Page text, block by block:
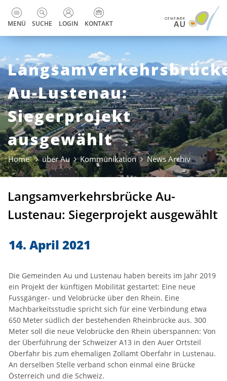
zur Startseite
Direkt zur Hauptnavigation
Direkt zum Inhalt
Direkt zur Suche
Direkt zum Stichwortverzeichnis
Kopfzeile
MENÜ SUCHE LOGIN KONTAKT
Au-Lustenau:
Siegerprojekt
ausgewählt
Home über Au Kommunikation News Archiv
Langsamverkehrsbrücke Au-
Lustenau: Siegerprojekt ausgewählt
14. April 2021
Die Gemeinden Au und Lustenau haben bereits im Jahr 2019
ein Projekt der künftigen Mobilität gestartet: Eine neue
Fussgänger- und Velobrücke über den Rhein. Eine
Machbarkeitsstudie spricht sich für eine Verbindung etwa
650 Meter südlich der bestehenden Rheinbrücke aus. 300
Meter soll die neue Velobrücke den Rhein überspannen: Von
der Überführung der Schweizer A13 in den Auer Ortsteil
Oberfahr bis zum ehemaligen Zollamt Oberfahr in Lustenau.
An derselben Stelle verband schon einmal eine Brücke
Österreich und die Schweiz.